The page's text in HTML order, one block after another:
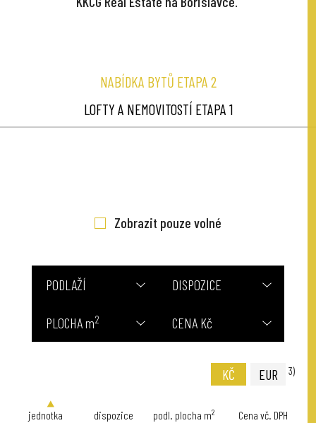
NABÍDKA BYTŮ ETAPA 2
LOFTY A NEMOVITOSTÍ ETAPA 1
Zobrazit pouze volné
PODLAŽÍ DISPOZICE
PLOCHA m2 CENA Kč
KČ EUR 3)
jednotka dispozice podl. plocha m2 Cena vč. DPH